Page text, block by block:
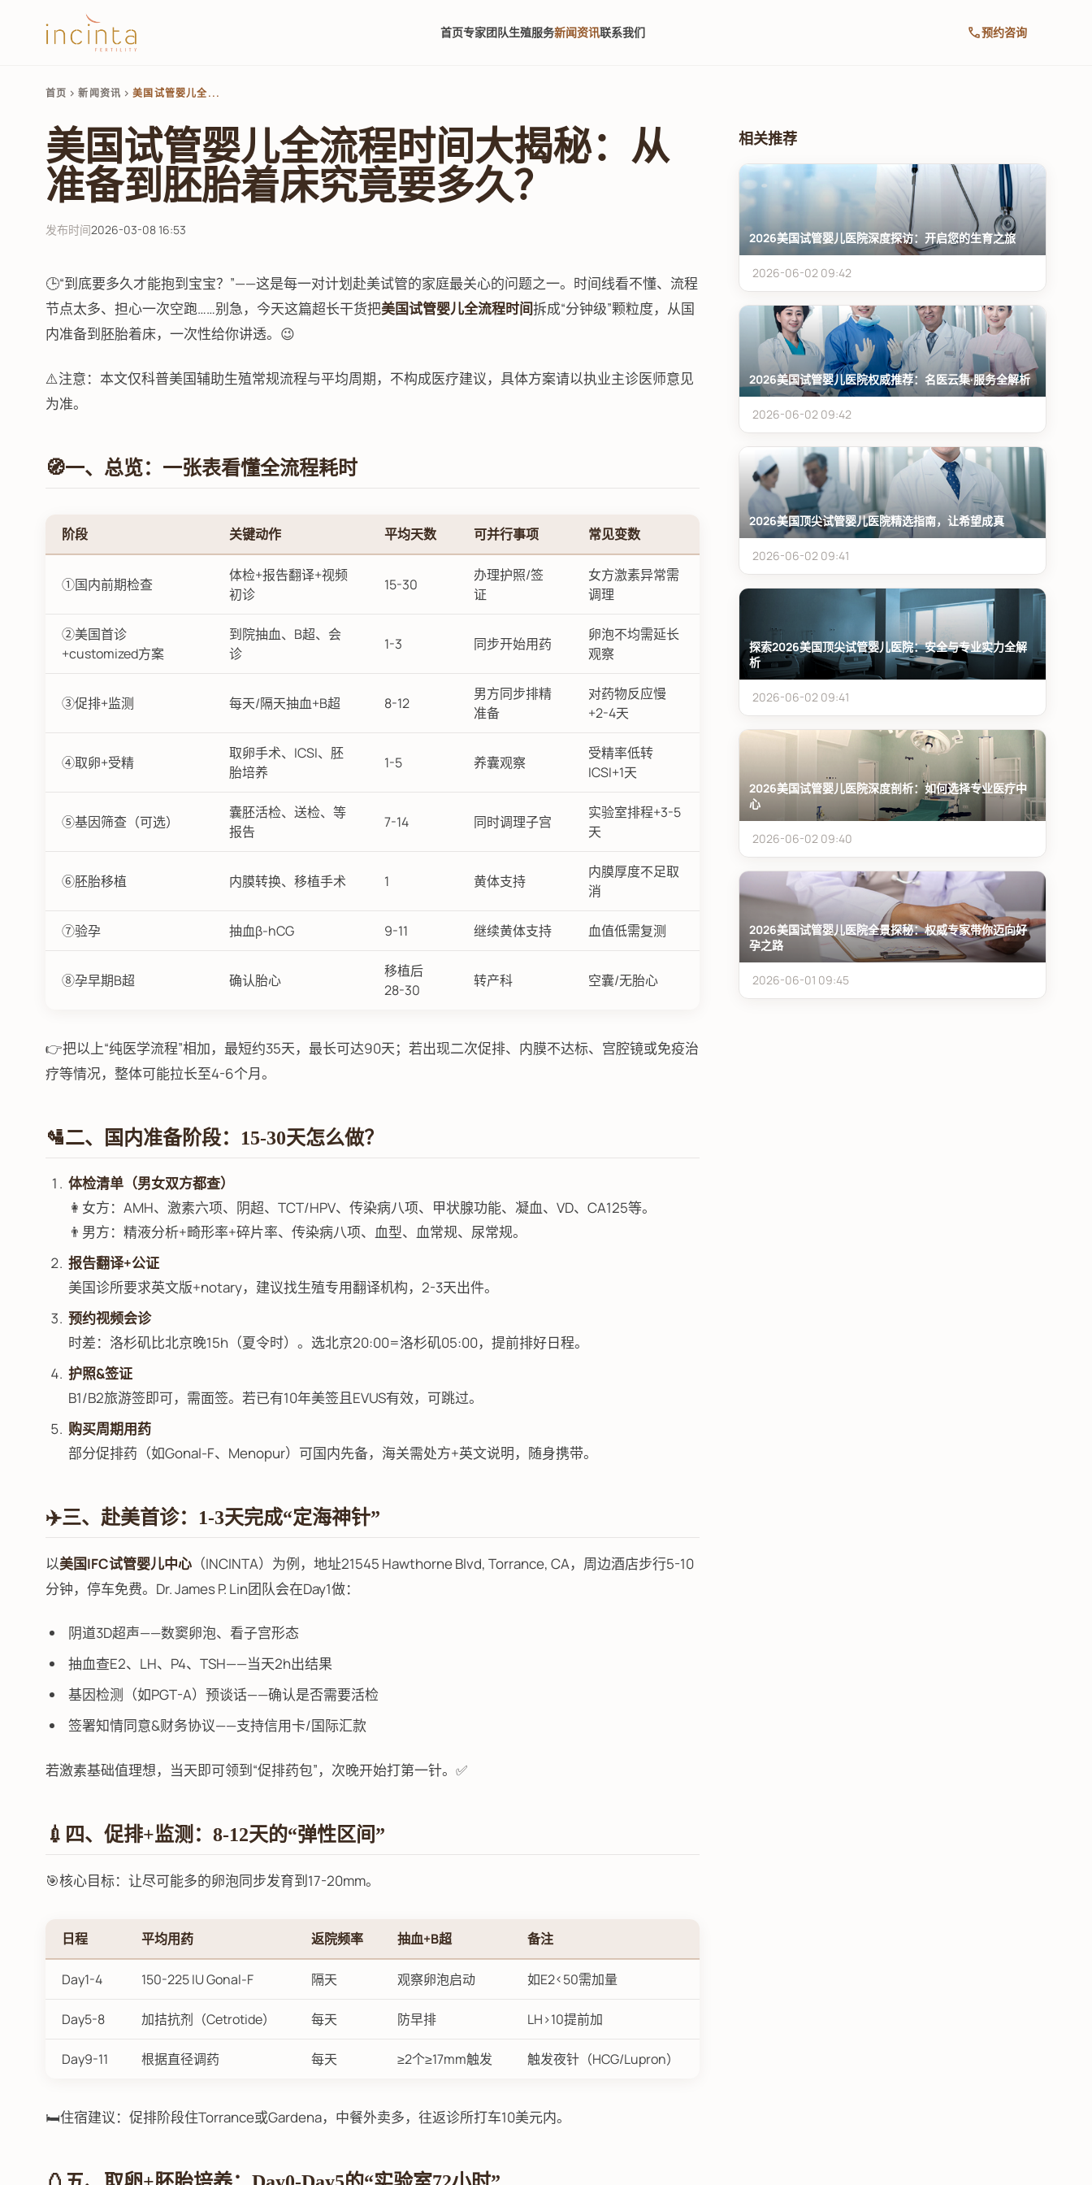
首页专家团队生殖服务新闻资讯联系我们 call预约咨询
首页 chevron_right新闻资讯 chevron_right美国试管婴儿全...
美国试管婴儿全流程时间大揭秘：从
准备到胚胎着床究竟要多久？
发布时间2026-03-08 16:53
🕒“到底要多久才能抱到宝宝？”——这是每一对计划赴美试管的家庭最关心的问题之一。时间线看不懂、流程
节点太多、担心一次空跑……别急，今天这篇超长干货把美国试管婴儿全流程时间拆成“分钟级”颗粒度，从国
内准备到胚胎着床，一次性给你讲透。😉
⚠️注意：本文仅科普美国辅助生殖常规流程与平均周期，不构成医疗建议，具体方案请以执业主诊医师意见
为准。
🧭一、总览：一张表看懂全流程耗时
阶段 关键动作 平均天数 可并行事项 常见变数
①国内前期检查
体检+报告翻译+视频
初诊
15-30
办理护照/签
证
女方激素异常需
调理
②美国首诊
+customized方案
到院抽血、B超、会
诊
1-3 同步开始用药
卵泡不均需延长
观察
③促排+监测 每天/隔天抽血+B超 8-12
男方同步排精
准备
对药物反应慢
+2-4天
④取卵+受精
取卵手术、ICSI、胚
胎培养
1-5 养囊观察
受精率低转
ICSI+1天
⑤基因筛查（可选）
囊胚活检、送检、等
报告
7-14 同时调理子宫
实验室排程+3-5
天
⑥胚胎移植 内膜转换、移植手术 1 黄体支持
内膜厚度不足取
消
⑦验孕 抽血β-hCG 9-11 继续黄体支持 血值低需复测
⑧孕早期B超 确认胎心
移植后
28-30
转产科 空囊/无胎心
👉把以上“纯医学流程”相加，最短约35天，最长可达90天；若出现二次促排、内膜不达标、宫腔镜或免疫治
疗等情况，整体可能拉长至4-6个月。
🛂二、国内准备阶段：15-30天怎么做？
体检清单（男女双方都查）
👩女方：AMH、激素六项、阴超、TCT/HPV、传染病八项、甲状腺功能、凝血、VD、CA125等。
👨男方：精液分析+畸形率+碎片率、传染病八项、血型、血常规、尿常规。
报告翻译+公证
美国诊所要求英文版+notary，建议找生殖专用翻译机构，2-3天出件。
预约视频会诊
时差：洛杉矶比北京晚15h（夏令时）。选北京20:00=洛杉矶05:00，提前排好日程。
护照&签证
B1/B2旅游签即可，需面签。若已有10年美签且EVUS有效，可跳过。
购买周期用药
部分促排药（如Gonal-F、Menopur）可国内先备，海关需处方+英文说明，随身携带。
✈️三、赴美首诊：1-3天完成“定海神针”
以美国IFC试管婴儿中心 （INCINTA）为例，地址21545 Hawthorne Blvd, Torrance, CA，周边酒店步行5-10
分钟，停车免费。Dr. James P. Lin团队会在Day1做：
阴道3D超声——数窦卵泡、看子宫形态
抽血查E2、LH、P4、TSH——当天2h出结果
基因检测（如PGT-A）预谈话——确认是否需要活检
签署知情同意&财务协议——支持信用卡/国际汇款
若激素基础值理想，当天即可领到“促排药包”，次晚开始打第一针。✅
💉四、促排+监测：8-12天的“弹性区间”
🎯核心目标：让尽可能多的卵泡同步发育到17-20mm。
日程 平均用药 返院频率 抽血+B超 备注
Day1-4 150-225 IU Gonal-F 隔天 观察卵泡启动 如E2<50需加量
Day5-8 加拮抗剂（Cetrotide） 每天 防早排 LH>10提前加
Day9-11 根据直径调药 每天 ≥2个≥17mm触发 触发夜针（HCG/Lupron）
🛏️住宿建议：促排阶段住Torrance或Gardena，中餐外卖多，往返诊所打车10美元内。
相关推荐
2026美国试管婴儿医院深度探访：开启您的生育之旅
2026-06-02 09:42
2026美国试管婴儿医院权威推荐：名医云集·服务全解析
2026-06-02 09:42
2026美国顶尖试管婴儿医院精选指南，让希望成真
2026-06-02 09:41
探索2026美国顶尖试管婴儿医院：安全与专业实力全解
析
2026-06-02 09:41
2026美国试管婴儿医院深度剖析：如何选择专业医疗中
心
2026-06-02 09:40
2026美国试管婴儿医院全景探秘：权威专家带你迈向好
孕之路
2026-06-01 09:45